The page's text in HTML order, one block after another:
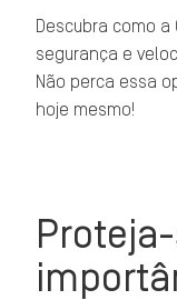
Descubra como
segurança e
Não perca essa
hoje mesmo!